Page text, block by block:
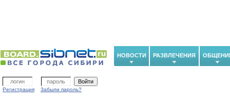
НОВОСТИ РАЗВЛЕЧЕНИЯ
Регистрация Забыли пароль?